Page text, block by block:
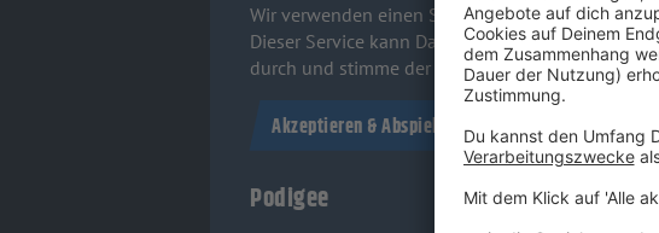
Wir verwenden einen Service eines
Dieser Service kann Daten zu deinen Aktivitäten
durch und stimme der Nutzung des Service zu,
Akzeptieren & Abspielen
Podigee